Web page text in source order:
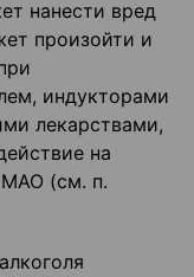
нанести вред
произойти и
индукторами
лекарствами,
на
МАО (см. п.